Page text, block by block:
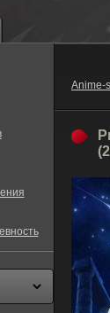
Anime-